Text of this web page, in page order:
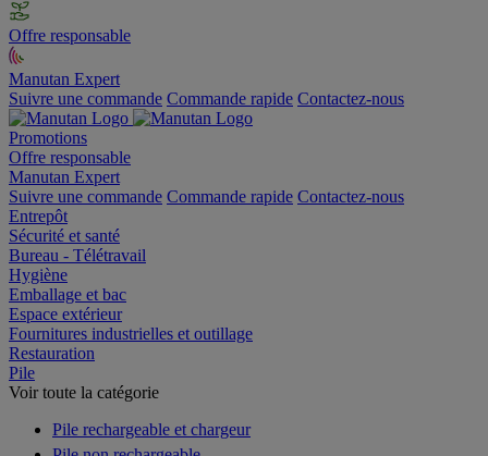
Offre responsable
Manutan Expert
Suivre une commande Commande rapide Contactez-nous
Promotions
Offre responsable
Manutan Expert
Suivre une commande Commande rapide Contactez-nous
Entrepôt
Sécurité et santé
Bureau - Télétravail
Hygiène
Emballage et bac
Espace extérieur
Fournitures industrielles et outillage
Restauration
Pile
Voir toute la catégorie
Pile rechargeable et chargeur